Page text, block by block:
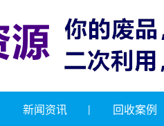
新闻资讯 回收案例